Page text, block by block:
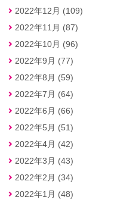
2022年12月 (109)
2022年11月 (87)
2022年10月 (96)
2022年9月 (77)
2022年8月 (59)
2022年7月 (64)
2022年6月 (66)
2022年5月 (51)
2022年4月 (42)
2022年3月 (43)
2022年2月 (34)
2022年1月 (48)